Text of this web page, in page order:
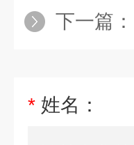
下一篇：
* 姓名：